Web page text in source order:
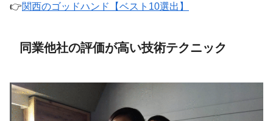
👉関西のゴッドハンド【ベスト10選出】
同業他社の評価が高い技術テクニック